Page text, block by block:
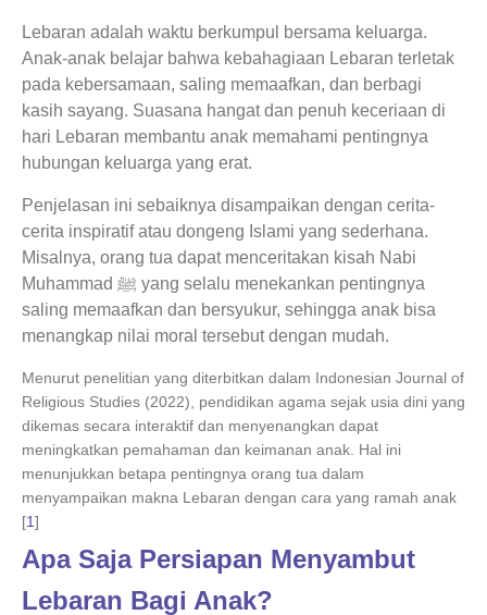
Lebaran adalah waktu berkumpul bersama keluarga.
Anak-anak belajar bahwa kebahagiaan Lebaran terletak
pada kebersamaan, saling memaafkan, dan berbagi
kasih sayang. Suasana hangat dan penuh keceriaan di
hari Lebaran membantu anak memahami pentingnya
hubungan keluarga yang erat.
Penjelasan ini sebaiknya disampaikan dengan cerita-
cerita inspiratif atau dongeng Islami yang sederhana.
Misalnya, orang tua dapat menceritakan kisah Nabi
Muhammad ﷺ yang selalu menekankan pentingnya
saling memaafkan dan bersyukur, sehingga anak bisa
menangkap nilai moral tersebut dengan mudah.
Menurut penelitian yang diterbitkan dalam Indonesian Journal of
Religious Studies (2022), pendidikan agama sejak usia dini yang
dikemas secara interaktif dan menyenangkan dapat
meningkatkan pemahaman dan keimanan anak. Hal ini
menunjukkan betapa pentingnya orang tua dalam
menyampaikan makna Lebaran dengan cara yang ramah anak
[1]
Apa Saja Persiapan Menyambut
Lebaran Bagi Anak?